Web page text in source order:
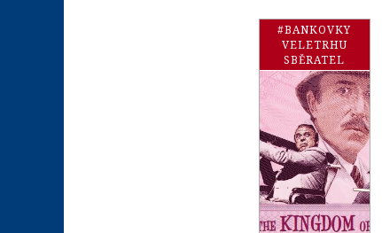
#BANKOVKY
VELETRHU
SBĚRATEL